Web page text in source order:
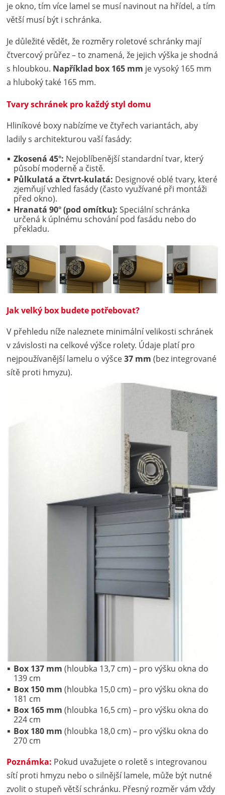
je okno, tím více lamel se musí navinout na hřídel, a tím
větší musí být i schránka.
Je důležité vědět, že rozměry roletové schránky mají
čtvercový průřez – to znamená, že jejich výška je shodná
s hloubkou. Například box 165 mm je vysoký 165 mm
a hluboký také 165 mm.
Tvary schránek pro každý styl domu
Hliníkové boxy nabízíme ve čtyřech variantách, aby
ladily s architekturou vaší fasády:
Zkosená 45°: Nejoblíbenější standardní tvar, který
působí moderně a čistě.
Půlkulatá a čtvrt-kulatá: Designové oblé tvary, které
zjemňují vzhled fasády (často využívané při montáži
před okno).
Hranatá 90° (pod omítku): Speciální schránka
určená k úplnému schování pod fasádu nebo do
překladu.
Jak velký box budete potřebovat?
V přehledu níže naleznete minimální velikosti schránek
v závislosti na celkové výšce rolety. Údaje platí pro
nejpoužívanější lamelu o výšce37 mm (bez integrované
sítě proti hmyzu).
Box 137 mm (hloubka 13,7 cm) – pro výšku okna do
139 cm
Box 150 mm (hloubka 15,0 cm) – pro výšku okna do
181 cm
Box 165 mm (hloubka 16,5 cm) – pro výšku okna do
224 cm
Box 180 mm (hloubka 18,0 cm) – pro výšku okna do
270 cm
Poznámka: Pokud uvažujete o roletě s integrovanou
sítí proti hmyzu nebo o silnější lamele, může být nutné
zvolit o stupeň větší schránku. Přesný rozměr vám vždy